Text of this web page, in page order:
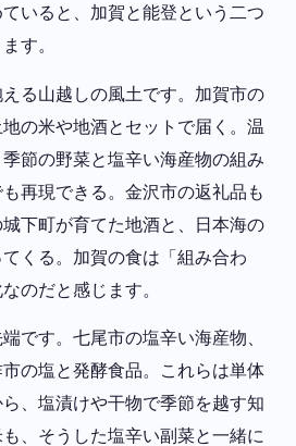
いると、加賀と能登という二つ
す。
る山越しの風土です。加賀市の
の米や地酒とセットで届く。温
節の野菜と塩辛い海産物の組み
再現できる。金沢市の返礼品も
下町が育てた地酒と、日本海の
くる。加賀の食は「組み合わ
のだと感じます。
です。七尾市の塩辛い海産物、
の塩と発酵食品。これらは単体
、塩漬けや干物で季節を越す知
、そうした塩辛い副菜と一緒に